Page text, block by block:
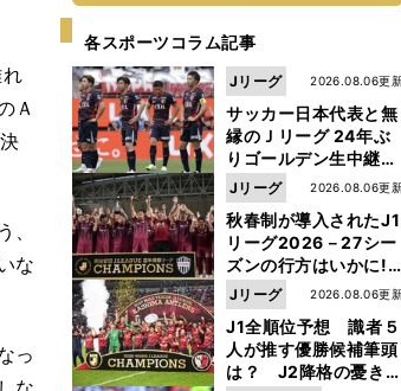
Ａ
な
っ
各スポーツコラム記事
サッカー日本代表と無
縁のＪリーグ 24年ぶ
りゴールデン生中継の
開幕戦でヘタな試合は
見せられない
2026.08.06更
Jリーグ
秋春制が導入されたJ1
リーグ2026－27シー
ズンの行方はいかに!?
５人の識者が全順位
を大胆予想
2026.08.06更
Jリーグ
J1全順位予想 識者５
人が推す優勝候補筆頭
は？ J2降格の憂き目
2026.08.06更
Jリーグ